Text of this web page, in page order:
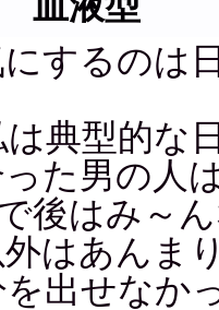
するのは
典型的な
た男の人
後はみ～
はあんま
出せなか